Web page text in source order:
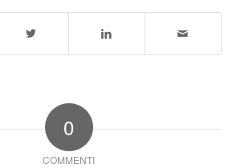
0
COMMENTI